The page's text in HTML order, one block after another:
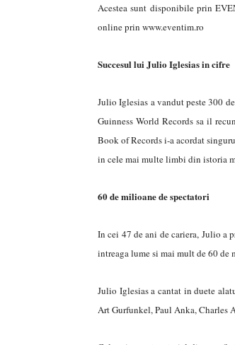
Acestea sunt disponibile prin
online prin www.eventim.ro
Succesul lui Julio Iglesias in cifre
Julio Iglesias a vandut peste 300
Guinness World Records sa il
Book of Records i-a acordat
in cele mai multe limbi din istoria
60 de milioane de spectatori
In cei 47 de ani de cariera, Julio a
intreaga lume si mai mult de 60
Julio Iglesias a cantat in duete
Art Gurfunkel, Paul Anka, Charles